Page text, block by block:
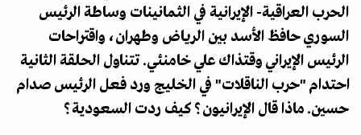
الحرب العراقية- الإيرانية في الثمانينات وساطة الرئيس
السوري حافظ الأسد بين الرياض وطهران، واقتراحات
الرئيس الإيراني وقتذاك علي خامنئي. تتناول الحلقة الثانية
احتدام "حرب الناقلات" في الخليج ورد فعل الرئيس صدام
حسين. ماذا قال الإيرانيون؟ كيف ردت السعودية؟